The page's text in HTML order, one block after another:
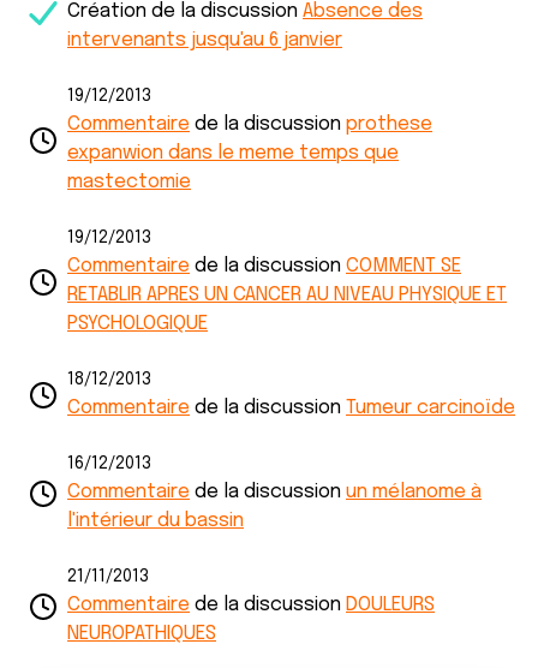
Création de la discussion Absence des
intervenants jusqu'au 6 janvier
19/12/2013
Commentaire de la discussion prothese
expanwion dans le meme temps que
mastectomie
19/12/2013
Commentaire de la discussion COMMENT SE
RETABLIR APRES UN CANCER AU NIVEAU PHYSIQUE ET
PSYCHOLOGIQUE
18/12/2013
Commentaire de la discussion Tumeur carcinoïde
16/12/2013
Commentaire de la discussion un mélanome à
l'intérieur du bassin
21/11/2013
Commentaire de la discussion DOULEURS
NEUROPATHIQUES